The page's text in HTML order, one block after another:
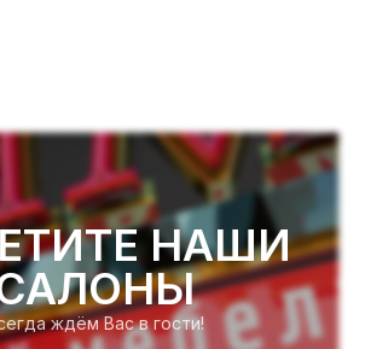
НАШИ
ждём Вас в гости!